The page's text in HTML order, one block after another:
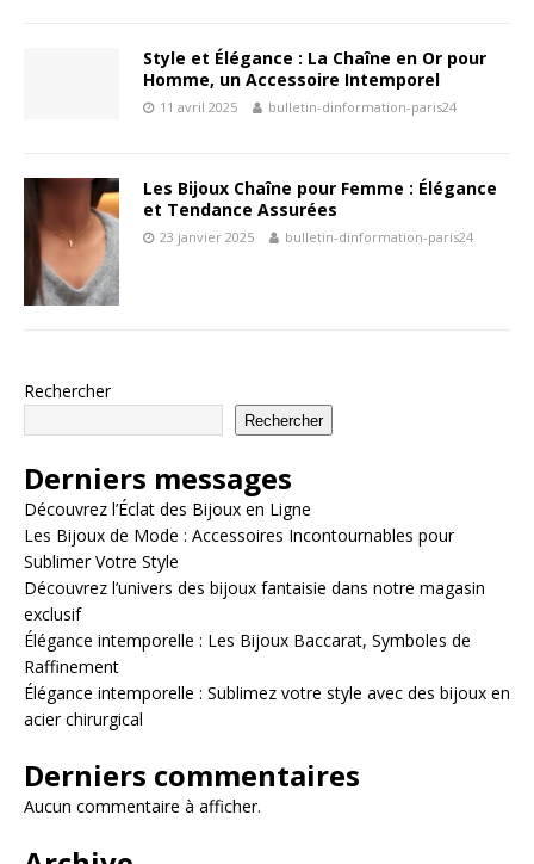
Style et Élégance : La Chaîne en Or pour
Homme, un Accessoire Intemporel
11 avril 2025 bulletin-dinformation-paris24
Les Bijoux Chaîne pour Femme : Élégance
et Tendance Assurées
23 janvier 2025 bulletin-dinformation-paris24
Rechercher
Rechercher
Derniers messages
Découvrez l’Éclat des Bijoux en Ligne
Les Bijoux de Mode : Accessoires Incontournables pour
Sublimer Votre Style
Découvrez l’univers des bijoux fantaisie dans notre magasin
exclusif
Élégance intemporelle : Les Bijoux Baccarat, Symboles de
Raffinement
Élégance intemporelle : Sublimez votre style avec des bijoux en
acier chirurgical
Derniers commentaires
Aucun commentaire à afficher.